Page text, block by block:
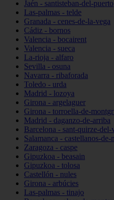
Jaén - santisteban-del-puerto
Las-palmas - telde
Granada - cenes-de-la-vega
Cádiz - bornos
Valencia - bocairent
Valencia - sueca
La-rioja - alfaro
Sevilla - osuna
Navarra - ribaforada
Toledo - urda
Madrid - lozoya
Girona - argelaguer
Girona - torroella-de-
Madrid - daganzo-de-arriba
Barcelona - sant-quirze-del-
Salamanca - castellanos-de-
Zaragoza - caspe
Gipuzkoa - beasain
Gipuzkoa - tolosa
Castellón - nules
Girona - arbúcies
Las-palmas - tinajo